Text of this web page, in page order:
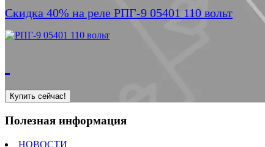
Скидка 40% на реле РПГ-9 05401 110 вольт
Купить сейчас!
Полезная информация
НОВОСТИ